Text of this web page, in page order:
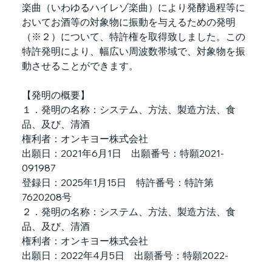
楽曲（いわゆるハイレゾ楽曲）により発酵過程等に
おいてお酒等の対象物に振動を与えるための発明
（※２）について、特許権を取得致しました。この
特許発明により、幅広い周波数帯域で、対象物を振
動させることができます。
【発明の概要】
１．発明の名称：システム、方法、製造方法、食
品、及び、清酒
権利者：オンキヨー株式会社
出願日：2021年6月1日　出願番号：特願2021-
091987
登録日：2025年1月15日　特許番号：特許第
7620208号
２．発明の名称：システム、方法、製造方法、食
品、及び、清酒
権利者：オンキヨー株式会社
出願日：2022年4月5日　出願番号：特願2022-